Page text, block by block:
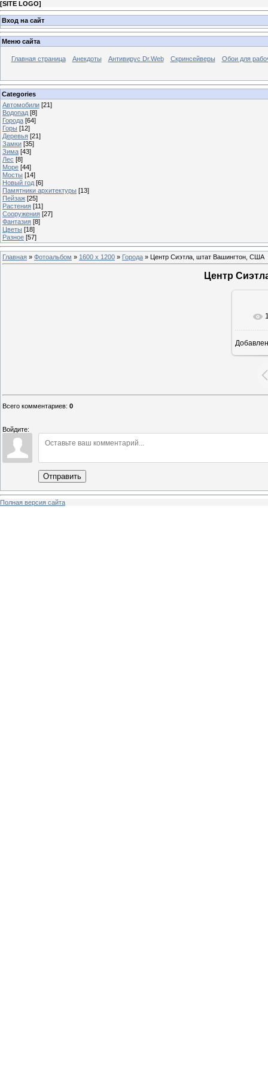
[SITE LOGO]
Вход на сайт
Меню сайта
Главная страница Анекдоты Антивирус Dr.Web Скринсейверы Обои для
Categories
Автомобили [21]
Водопад [8]
Города [64]
Горы [12]
Деревья [21]
Замки [35]
Зима [43]
Лес [8]
Море [44]
Мосты [14]
Новый год [6]
Памятники архитектуры [13]
Пейзаж [25]
Растения [11]
Сооружения [27]
Фантазия [8]
Цветы [18]
Разное [57]
Главная » Фотоальбом » 1600 x 1200 » Города » Центр Сиэтла, штат Вашингтон, США
Центр
Всего комментариев: 0
Войдите:
Отправить
Полная версия сайта